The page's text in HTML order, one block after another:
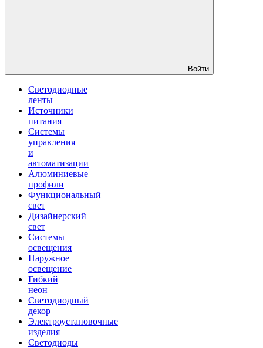
Войти
Светодиодные
ленты
Источники
питания
Системы
управления
и
автоматизации
Алюминиевые
профили
Функциональный
свет
Дизайнерский
свет
Системы
освещения
Наружное
освещение
Гибкий
неон
Светодиодный
декор
Электроустановочные
изделия
Светодиоды